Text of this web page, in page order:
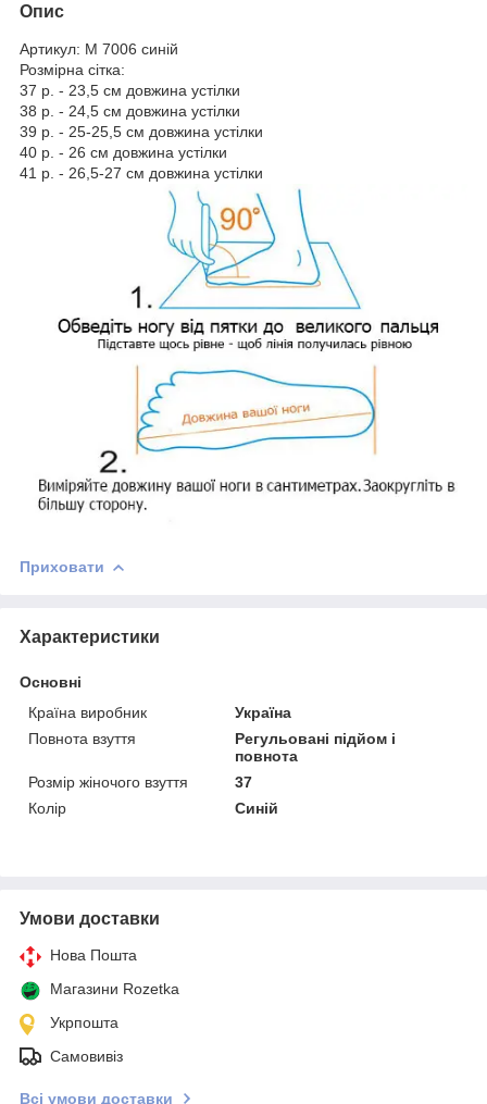
Опис
Артикул: М 7006 синій
Розмірна сітка:
37 р. - 23,5 см довжина устілки
38 р. - 24,5 см довжина устілки
39 р. - 25-25,5 см довжина устілки
40 р. - 26 см довжина устілки
41 р. - 26,5-27 см довжина устілки
Приховати
Характеристики
Основні
Країна виробник
Україна
Повнота взуття
Регульовані підйом і
повнота
Розмір жіночого взуття
37
Колір
Синій
Умови доставки
Нова Пошта
Магазини Rozetka
Укрпошта
Самовивіз
Всі умови доставки